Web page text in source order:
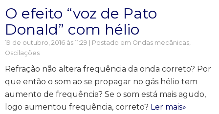
O efeito “voz de Pato
Donald” com hélio
19 de outubro, 2016 às 11:29 | Postado em Ondas mecânicas,
Oscilações
Refração não altera frequência da onda correto? Por
que então o som ao se propagar no gás hélio tem
aumento de frequência? Se o som está mais agudo,
logo aumentou frequência, correto? Ler mais»